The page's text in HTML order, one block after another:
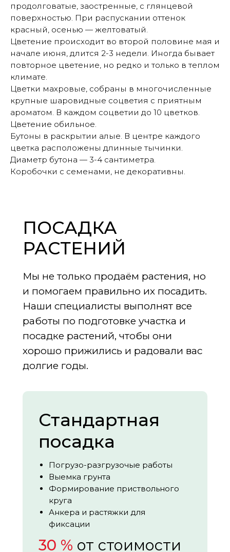
продолговатые, заостренные, с глянцевой
поверхностью. При распускании оттенок
красный, осенью — желтоватый.
Цветение происходит во второй половине мая и
начале июня, длится 2-3 недели. Иногда бывает
повторное цветение, но редко и только в теплом
климате.
Цветки махровые, собраны в многочисленные
крупные шаровидные соцветия с приятным
ароматом. В каждом соцветии до 10 цветков.
Цветение обильное.
Бутоны в раскрытии алые. В центре каждого
цветка расположены длинные тычинки.
Диаметр бутона — 3-4 сантиметра.
Коробочки с семенами, не декоративны.
30 % от стоимости
Погрузо-разгрузочые работы
Выемка грунта
Формирование приствольного
круга
Анкера и растяжки для
фиксации
Стандартная
посадка
Мы не только продаём растения, но
и помогаем правильно их посадить.
Наши специалисты выполнят все
работы по подготовке участка и
посадке растений, чтобы они
хорошо прижились и радовали вас
долгие годы.
ПОСАДКА
РАСТЕНИЙ